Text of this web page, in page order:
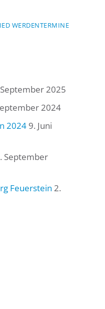
WERDENTERMINE
2025
2024
2024 9. Juni
September
Feuerstein 2.